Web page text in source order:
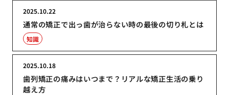
通常の矯正で出っ歯が治らない時の最後の切り札とは
2025.10.22
知識
歯列矯正の痛みはいつまで？リアルな矯正生活の乗り
越え方
2025.10.18